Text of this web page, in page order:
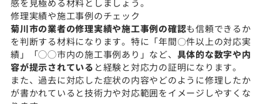
感を見極める材料としましょう。
修理実績や施工事例のチェック
菊川市の業者の修理実績や施工事例の確認も信頼できるか
を判断する材料になります。特に「年間〇件以上の対応実
績」「◯◯市内の施工事例あり」など、 具体的な数字や内
容が提示されている と経験と対応力の証明になります。
また、過去に対応した症状の内容やどのように修理したか
が書かれていると技術力や対応範囲をイメージしやすくな